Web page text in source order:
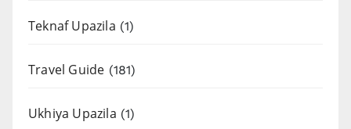
Teknaf Upazila (1)
Travel Guide (181)
Ukhiya Upazila (1)